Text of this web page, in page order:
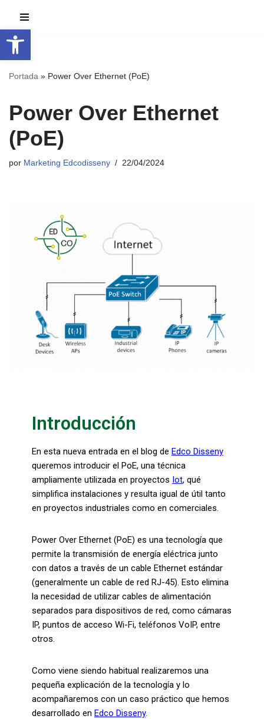
Saltar
al
contenido
Portada » Power Over Ethernet (PoE)
Power Over Ethernet
(PoE)
por Marketing Edcodisseny 22/04/2024
Introducción
En esta nueva entrada en el blog de Edco Disseny
queremos introducir el PoE, una técnica
ampliamente utilizada en proyectos Iot, qué
simplifica instalaciones y resulta igual de útil tanto
en proyectos industriales como en comerciales.
Power Over Ethernet (PoE) es una tecnología que
permite la transmisión de energía eléctrica junto
con datos a través de un cable Ethernet estándar
(generalmente un cable de red RJ-45). Esto elimina
la necesidad de utilizar cables de alimentación
separados para dispositivos de red, como cámaras
IP, puntos de acceso Wi-Fi, teléfonos VoIP, entre
otros.
Como viene siendo habitual realizaremos una
pequeña explicación de la tecnología y lo
acompañaremos con un caso práctico que hemos
desarrollado en Edco Disseny.
Abrir barra de herramientas